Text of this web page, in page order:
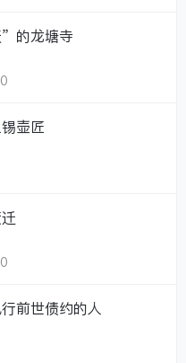
”的龙塘寺
0
壶匠
0
前世债约的人